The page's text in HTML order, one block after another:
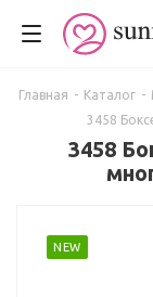
Главная - Каталог -
3458
3458
NEW